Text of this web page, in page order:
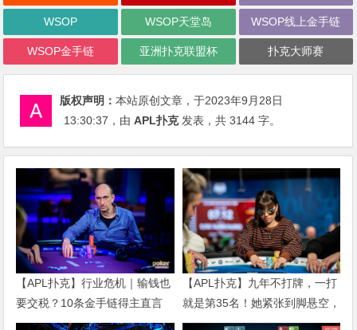
WSOP WSOP天堂岛 WSOP线上金手链
WSOP金手链 亚洲扑克联盟杯 扑克大师赛
版权声明：本站原创文章，于2023年9月28日
13:30:37 ，由APL扑克发表，共 3144 字。
【APL扑克】行业危机｜输钱也
要交税？10条金手链得主直言
“扛不住”，主动砍掉四分之三比
【APL扑克】九年不打牌，一打
就是第35名！她紧张到脚悬空，
但全世界以为她很淡定